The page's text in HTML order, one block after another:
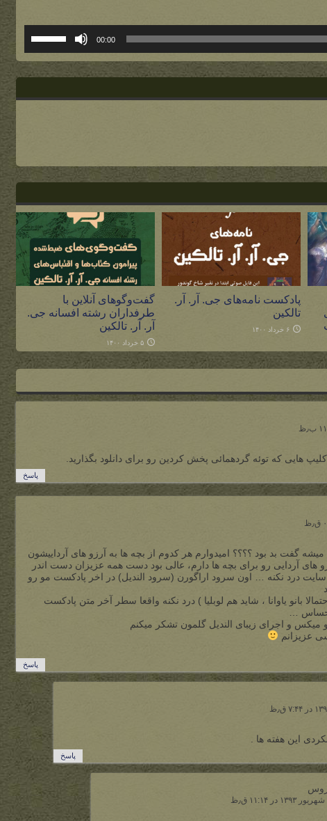
00:00
افزایش
یا
کاهش
پایین
استفاده
کنید.
پادکست نامه‌های جی. آر. آر.
تالکین
۶ خرداد ۱۴۰۰
گفت‌وگوهای آنلاین با
طرفداران رشته افسانه جی.
آر. آر. تالکین
۵ خرداد ۱۴۰۰
هایی که توئه گردهمائی پخش کردین رو برای دانلود بگذارید.
پاسخ
گفت بد بود ؟؟؟؟ امیدوارم هر کدوم از بچه ها به آرزو های آرداییشون
های آردایی رو برای بچه ها دارم، عالی بود دست همه عزیزان دست اندر
درد نکنه … اون سرود اراگورن (سرود الندیل) در اخر پادکست مو رو
بانو یاوانا ، شاید هم لوبلیا ) درد نکنه واقعا سطر آخر متن پادکست
…
میکس و اجرای زیبای الندیل گلمون تشکر میکنم
عزیزانم
پاسخ
این هفته ها .
پاسخ